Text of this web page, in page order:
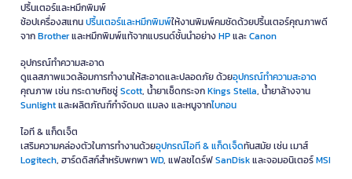
ปริ้นเตอร์และหมึกพิมพ์
ช้อปเครื่องสแกนปริ้นเตอร์และหมึกพิมพ์ให้งานพิมพ์คมชัดด้วยปริ้นเตอร์คุณภาพดี
จากBrotherและหมึกพิมพ์แท้จากแบรนด์ชั้นนำอย่างHPและCanon
อุปกรณ์ทำความสะอาด
ดูแลสภาพแวดล้อมการทำงานให้สะอาดและปลอดภัย ด้วยอุปกรณ์ทำความสะอาด
คุณภาพ เช่น กระดาษทิชชู่Scott, น้ำยาเช็ดกระจกKings Stella, น้ำยาล้างจาน
Sunlightและผลิตภัณฑ์กำจัดมด แมลง และหนูจากไบกอน
ไอที & แก็ดเจ็ต
เสริมความคล่องตัวในการทำงานด้วยอุปกรณ์ไอที & แก็ดเจ็ดทันสมัย เช่น เมาส์
Logitech, ฮาร์ดดิสก์สำหรับพกพาWD, แฟลชไดร์ฟSanDiskและจอมอนิเตอร์MSI